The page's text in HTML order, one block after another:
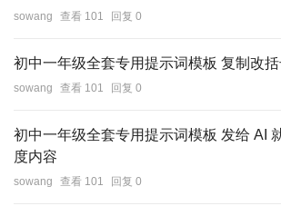
sowang 查看 101 回复 0
初中一年级全套专用提示词模板 复制改
sowang 查看 101 回复 0
初中一年级全套专用提示词模板 发给 AI
度内容
sowang 查看 101 回复 0